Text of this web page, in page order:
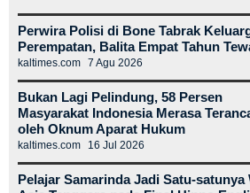
Perwira Polisi di Bone Tabrak
Perempatan, Balita Empat Tahun
kaltimes.com 7 Agu 2026
Bukan Lagi Pelindung, 58 Persen
Masyarakat Indonesia Merasa
oleh Oknum Aparat Hukum
kaltimes.com 16 Jul 2026
Pelajar Samarinda Jadi Satu-satunya